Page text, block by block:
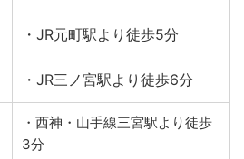
・JR元町駅より徒歩5分
・JR三ノ宮駅より徒歩6分
・西神・山手線三宮駅より徒歩
3分